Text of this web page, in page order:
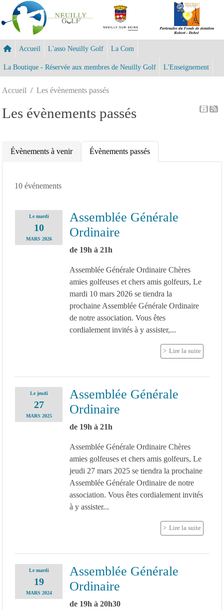
Accueil L'asso Neuilly Golf La Com
La Boutique - Réservée aux membres de Neuilly Golf L'Enseignement
Accueil Les évènements passés
Les évènements passés
Évènements à venir Évènements passés
10 événements
Lemardi
10
MARS 2026
Assemblée Générale
Ordinaire
de 19h à 21h
Assemblée Générale Ordinaire Chères
amies golfeuses et chers amis golfeurs, Le
mardi 10 mars 2026 se tiendra la
prochaine Assemblée Générale Ordinaire
de notre association. Vous êtes
cordialement invités à y assister,...
Lire la suite
Lejeudi
27
MARS 2025
Assemblée Générale
Ordinaire
de 19h à 21h
Assemblée Générale Ordinaire Chères
amies golfeuses et chers amis golfeurs, Le
jeudi 27 mars 2025 se tiendra la prochaine
Assemblée Générale Ordinaire de notre
association. Vous êtes cordialement invités
à y assister...
Lire la suite
Lemardi
19
MARS 2024
Assemblée Générale
Ordinaire
de 19h à 20h30
Panneau de gestion des cookies